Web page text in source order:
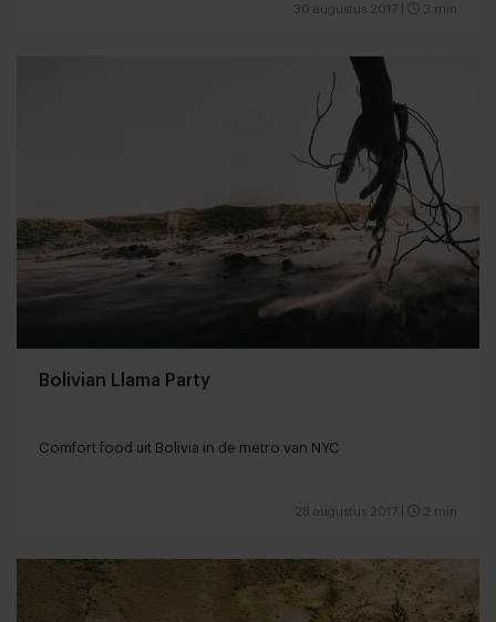
30 augustus 2017 3 min
Bolivian Llama Party
Comfort food uit Bolivia in de metro van NYC
28 augustus 2017 2 min